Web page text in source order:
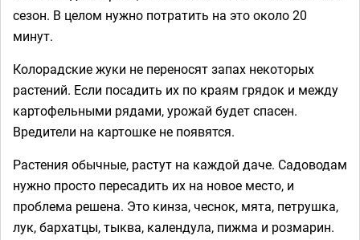
сезон. В целом нужно потратить на это около 20
минут.
Колорадские жуки не переносят запах некоторых
растений. Если посадить их по краям грядок и между
картофельными рядами, урожай будет спасен.
Вредители на картошке не появятся.
Растения обычные, растут на каждой даче. Садоводам
нужно просто пересадить их на новое место, и
проблема решена. Это кинза, чеснок, мята, петрушка,
лук, бархатцы, тыква, календула, пижма и розмарин.